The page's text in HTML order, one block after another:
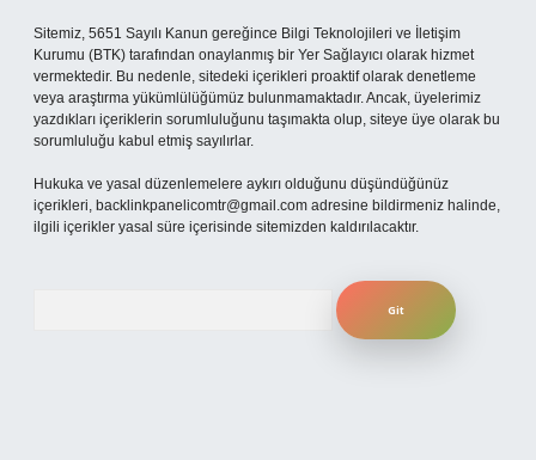
Sitemiz, 5651 Sayılı Kanun gereğince Bilgi Teknolojileri ve İletişim
Kurumu (BTK) tarafından onaylanmış bir Yer Sağlayıcı olarak hizmet
vermektedir. Bu nedenle, sitedeki içerikleri proaktif olarak denetleme
veya araştırma yükümlülüğümüz bulunmamaktadır. Ancak, üyelerimiz
yazdıkları içeriklerin sorumluluğunu taşımakta olup, siteye üye olarak bu
sorumluluğu kabul etmiş sayılırlar.
Hukuka ve yasal düzenlemelere aykırı olduğunu düşündüğünüz
içerikleri, backlinkpanelicomtr@gmail.com adresine bildirmeniz halinde,
ilgili içerikler yasal süre içerisinde sitemizden kaldırılacaktır.